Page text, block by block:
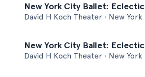
New York City Ballet: Eclectic
David H Koch Theater • New York
New York City Ballet: Eclectic
David H Koch Theater • New York